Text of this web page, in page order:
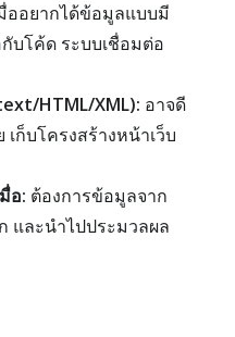
ออยากได้ข้อมูลแบบมี
บโค้ด ระบบเชื่อมต่อ
HTML/XML): อาจดี
ก็บโครงสร้างหน้าเว็บ
อ: ต้องการข้อมูลจาก
และนำไปประมวลผล